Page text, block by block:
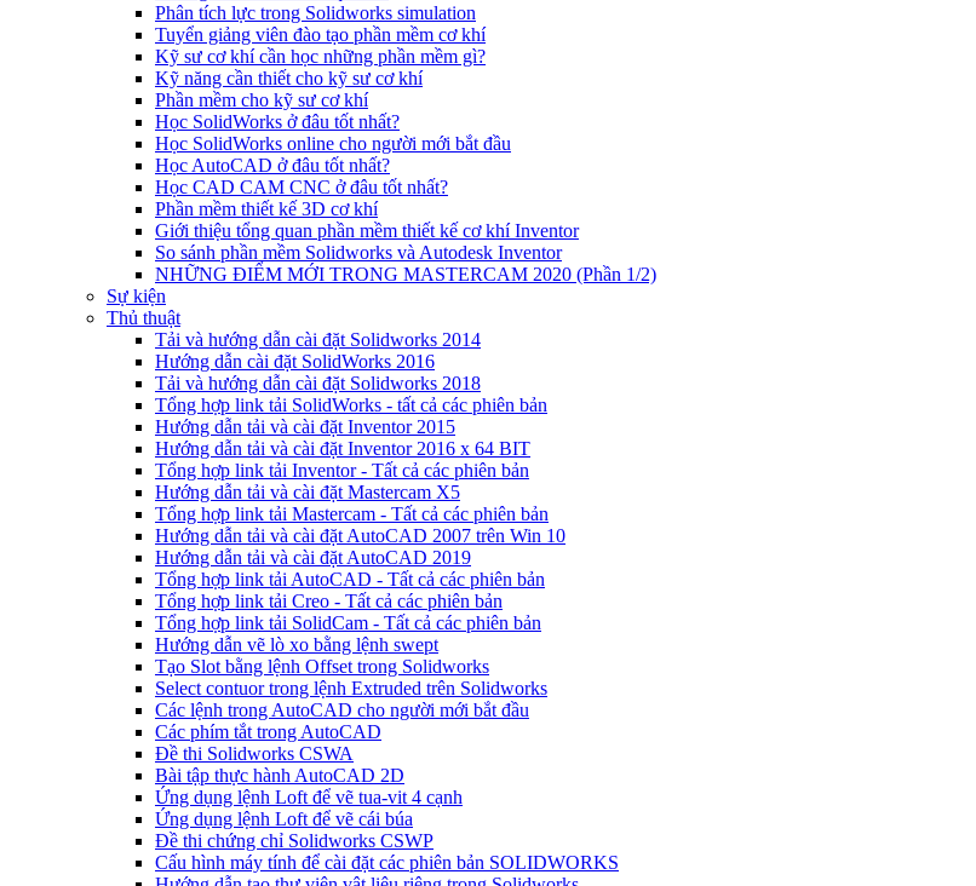
Phân tích lực trong Solidworks simulation
Tuyển giảng viên đào tạo phần mềm cơ khí
Kỹ sư cơ khí cần học những phần mềm gì?
Kỹ năng cần thiết cho kỹ sư cơ khí
Phần mềm cho kỹ sư cơ khí
Học SolidWorks ở đâu tốt nhất?
Học SolidWorks online cho người mới bắt đầu
Học AutoCAD ở đâu tốt nhất?
Học CAD CAM CNC ở đâu tốt nhất?
Phần mềm thiết kế 3D cơ khí
Giới thiệu tổng quan phần mềm thiết kế cơ khí Inventor
So sánh phần mềm Solidworks và Autodesk Inventor
NHỮNG ĐIỂM MỚI TRONG MASTERCAM 2020 (Phần 1/2)
Sự kiện
Thủ thuật
Tải và hướng dẫn cài đặt Solidworks 2014
Hướng dẫn cài đặt SolidWorks 2016
Tải và hướng dẫn cài đặt Solidworks 2018
Tổng hợp link tải SolidWorks - tất cả các phiên bản
Hướng dẫn tải và cài đặt Inventor 2015
Hướng dẫn tải và cài đặt Inventor 2016 x 64 BIT
Tổng hợp link tải Inventor - Tất cả các phiên bản
Hướng dẫn tải và cài đặt Mastercam X5
Tổng hợp link tải Mastercam - Tất cả các phiên bản
Hướng dẫn tải và cài đặt AutoCAD 2007 trên Win 10
Hướng dẫn tải và cài đặt AutoCAD 2019
Tổng hợp link tải AutoCAD - Tất cả các phiên bản
Tổng hợp link tải Creo - Tất cả các phiên bản
Tổng hợp link tải SolidCam - Tất cả các phiên bản
Hướng dẫn vẽ lò xo bằng lệnh swept
Tạo Slot bằng lệnh Offset trong Solidworks
Select contuor trong lệnh Extruded trên Solidworks
Các lệnh trong AutoCAD cho người mới bắt đầu
Các phím tắt trong AutoCAD
Đề thi Solidworks CSWA
Bài tập thực hành AutoCAD 2D
Ứng dụng lệnh Loft để vẽ tua-vit 4 cạnh
Ứng dụng lệnh Loft để vẽ cái búa
Đề thi chứng chỉ Solidworks CSWP
Cấu hình máy tính để cài đặt các phiên bản SOLIDWORKS